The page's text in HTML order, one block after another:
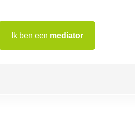
Ik ben een mediator